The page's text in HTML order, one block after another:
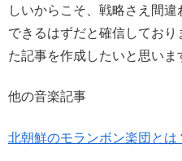
しいからこそ、戦略さえ間
できるはずだと確信しており
た記事を作成したいと思いま
他の音楽記事
北朝鮮のモランボン楽団とは